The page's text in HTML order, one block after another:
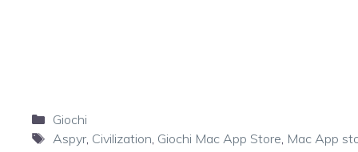
Categorie
Giochi
Tag
Aspyr, Civilization Giochi Mac App Store Mac App